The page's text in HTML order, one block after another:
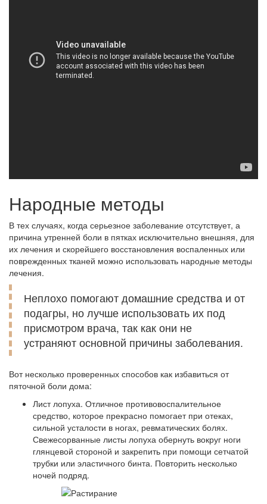
Народные методы
В тех случаях, когда серьезное заболевание отсутствует, а
причина утренней боли в пятках исключительно внешняя, для
их лечения и скорейшего восстановления воспаленных или
поврежденных тканей можно использовать народные методы
лечения.
Неплохо помогают домашние средства и от
подагры, но лучше использовать их под
присмотром врача, так как они не
устраняют основной причины заболевания.
Вот несколько проверенных способов как избавиться от
пяточной боли дома:
Лист лопуха. Отличное противовоспалительное
средство, которое прекрасно помогает при отеках,
сильной усталости в ногах, ревматических болях.
Свежесорванные листы лопуха обернуть вокруг ноги
глянцевой стороной и закрепить при помощи сетчатой
трубки или эластичного бинта. Повторить несколько
ночей подряд.